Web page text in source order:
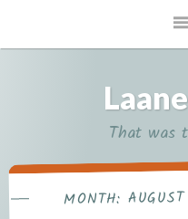
That was
MONTH: